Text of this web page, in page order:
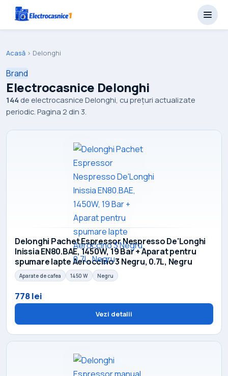
Acasă › Delonghi
Brand
Electrocasnice Delonghi
144 de electrocasnice Delonghi, cu prețuri actualizate
periodic. Pagina 2 din 3.
Delonghi Pachet Espressor Nespresso De'Longhi
Inissia EN80.BAE, 1450W, 19 Bar + Aparat pentru
spumare lapte Aeroccino 3 Negru, 0.7L, Negru
Aparate de cafea 1450 W Negru
778 lei
Vezi detalii